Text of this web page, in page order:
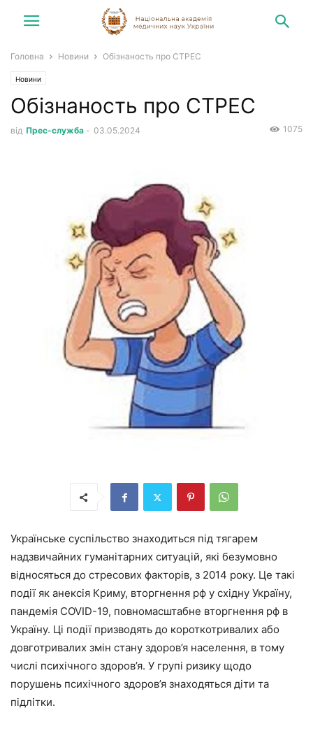
Головна Новини Обізнаность про СТРЕС
Новини
Обізнаность про СТРЕС
від Прес-служба - 03.05.2024 1075
Українське суспільство знаходиться під тягарем
надзвичайних гуманітарних ситуацій, які безумовно
відносяться до стресових факторів, з 2014 року. Це такі
події як анексія Криму, вторгнення рф у східну Україну,
пандемія COVID-19, повномасштабне вторгнення рф в
Україну. Ці події призводять до короткотривалих або
довготривалих змін стану здоров’я населення, в тому
числі психічного здоров’я. У групі ризику щодо
порушень психічного здоров’я знаходяться діти та
підлітки.